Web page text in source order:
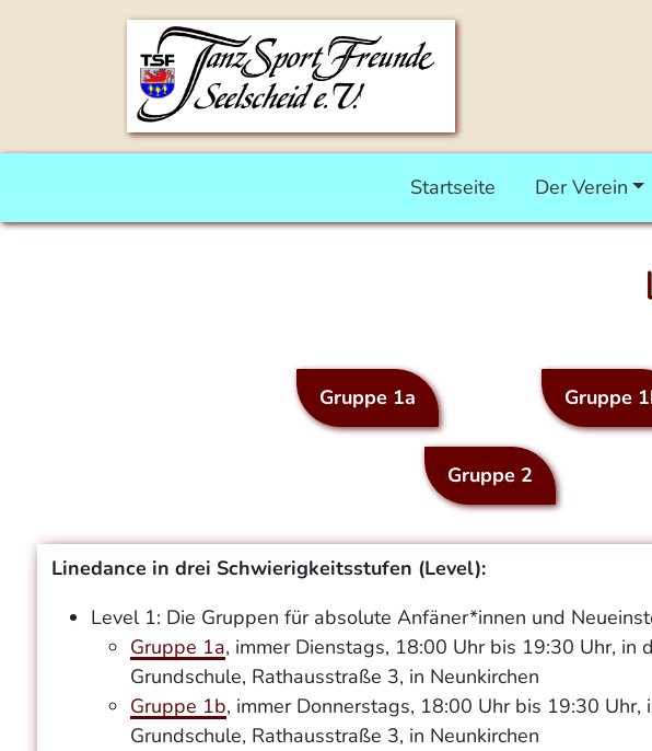
Startseite Der Verein
Gruppe 1a Gruppe
Gruppe 2
Linedance in drei Schwierigkeitsstufen (Level):
Level 1: Die Gruppen für absolute Anfäner*innen und
Gruppe 1a, immer Dienstags, 18:00 Uhr bis 19:30 Uhr, in
Grundschule, Rathausstraße 3, in Neunkirchen
Gruppe 1b, immer Donnerstags, 18:00 Uhr bis 19:30
Grundschule, Rathausstraße 3, in Neunkirchen